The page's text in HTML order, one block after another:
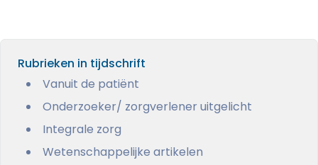
Rubrieken in tijdschrift
Vanuit de patiënt
Onderzoeker/ zorgverlener uitgelicht
Integrale zorg
Wetenschappelijke artikelen